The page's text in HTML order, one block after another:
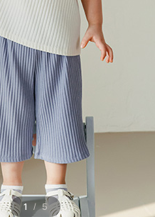
1 / 5